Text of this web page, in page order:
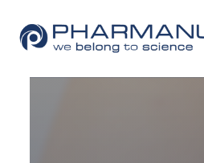
content